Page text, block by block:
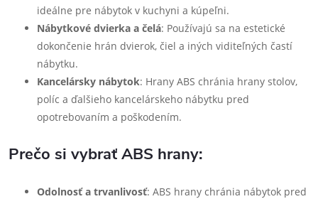
ideálne pre nábytok v kuchyni a kúpeľni.
Nábytkové dvierka a čelá: Používajú sa na estetické
dokončenie hrán dvierok, čiel a iných viditeľných častí
nábytku.
Kancelársky nábytok: Hrany ABS chránia hrany stolov,
políc a ďalšieho kancelárskeho nábytku pred
opotrebovaním a poškodením.
Prečo si vybrať ABS hrany:
Odolnosť a trvanlivosť: ABS hrany chránia nábytok pred